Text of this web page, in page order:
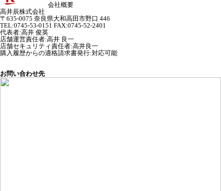
会社概要
高井辰株式会社
〒635-0075 奈良県大和高田市野口 446
TEL:0745-53-0151 FAX:0745-52-2401
代表者:高井 俊英
店舗運営責任者:高井 良一
店舗セキュリティ責任者:高井良一
購入履歴からの適格請求書発行:対応可能
お問い合わせ先